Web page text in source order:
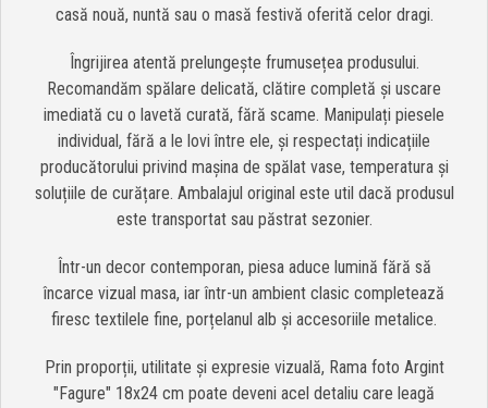
casă nouă, nuntă sau o masă festivă oferită celor dragi.
Îngrijirea atentă prelungește frumusețea produsului.
Recomandăm spălare delicată, clătire completă și uscare
imediată cu o lavetă curată, fără scame. Manipulați piesele
individual, fără a le lovi între ele, și respectați indicațiile
producătorului privind mașina de spălat vase, temperatura și
soluțiile de curățare. Ambalajul original este util dacă produsul
este transportat sau păstrat sezonier.
Într-un decor contemporan, piesa aduce lumină fără să
încarce vizual masa, iar într-un ambient clasic completează
firesc textilele fine, porțelanul alb și accesoriile metalice.
Prin proporții, utilitate și expresie vizuală, Rama foto Argint
"Fagure" 18x24 cm poate deveni acel detaliu care leagă